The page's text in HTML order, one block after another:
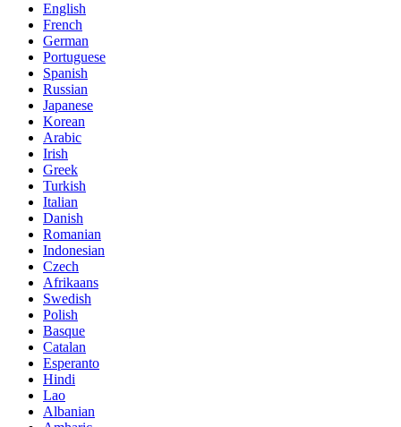
English
French
German
Portuguese
Spanish
Russian
Japanese
Korean
Arabic
Irish
Greek
Turkish
Italian
Danish
Romanian
Indonesian
Czech
Afrikaans
Swedish
Polish
Basque
Catalan
Esperanto
Hindi
Lao
Albanian